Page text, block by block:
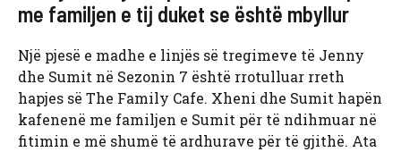
me familjen e tij duket se është mbyllur
Një pjesë e madhe e linjës së tregimeve të Jenny
dhe Sumit në Sezonin 7 është rrotulluar rreth
hapjes së The Family Cafe. Xheni dhe Sumit hapën
kafenenë me familjen e Sumit për të ndihmuar në
fitimin e më shumë të ardhurave për të gjithë. Ata